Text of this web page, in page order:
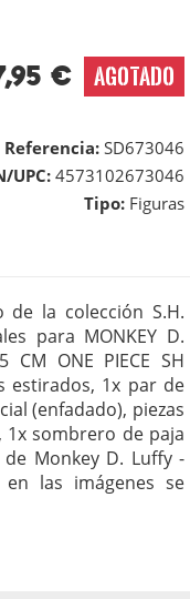
€ AGOTADO
Referencia: SD673046
UPC:4573102673046
Tipo: Figuras
de la colección S.H.
para MONKEY D.
CM ONE PIECE SH
estirados, 1x par de
(enfadado), piezas
1x sombrero de paja
Monkey D. Luffy -
las imágenes se